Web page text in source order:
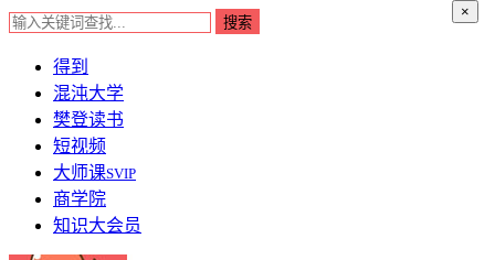
×
得到
混沌大学
樊登读书
短视频
大师课SVIP
商学院
知识大会员